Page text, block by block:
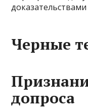
доказательствами
Черные
допроса